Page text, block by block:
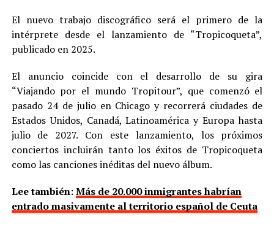
El nuevo trabajo discográfico será el primero de la
intérprete desde el lanzamiento de “Tropicoqueta”,
publicado en 2025.
El anuncio coincide con el desarrollo de su gira
“Viajando por el mundo Tropitour”, que comenzó el
pasado 24 de julio en Chicago y recorrerá ciudades de
Estados Unidos, Canadá, Latinoamérica y Europa hasta
julio de 2027. Con este lanzamiento, los próximos
conciertos incluirán tanto los éxitos de Tropicoqueta
como las canciones inéditas del nuevo álbum.
Lee también:Más de 20.000 inmigrantes habrían
entrado masivamente al territorio español de Ceuta